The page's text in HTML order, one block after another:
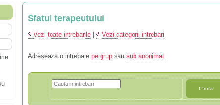
Sfatul terapeutului
Vezi toate intrebarile Vezi categorii intrebari
Adreseaza o intrebare pe grup sau sub anonimat
Cauta